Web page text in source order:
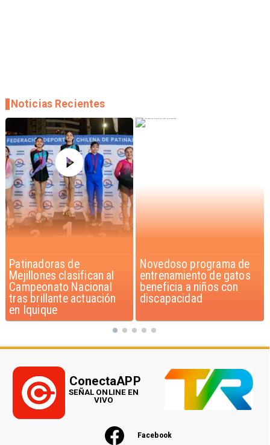
Novedoso programa de
entrenamiento de gatos
beneficia a niños con
discapacidad
Alarmante hábito en
jóvenes de 13 a 15 años
según encuesta del
Minsal
Noticias Recientes
Facebook
ConectaAPP
SEÑAL ONLINE EN
VIVO